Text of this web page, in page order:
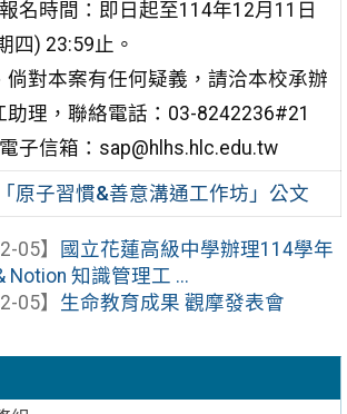
名時間：即日起至114年12月11日
四) 23:59止。
倘對本案有任何疑義，請洽本校承辦
助理，聯絡電話：03-8242236#21
子信箱：sap@hlhs.hlc.edu.tw
「原子習慣&善意溝通工作坊」公文
05】
國立花蓮高級中學辦理114學年
Notion 知識管理工 ...
05】 生命教育成果 觀摩發表會